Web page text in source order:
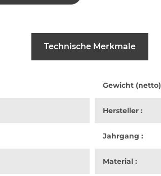
Technische Merkmale
Gewicht
Hersteller :
Jahrgang :
Material :